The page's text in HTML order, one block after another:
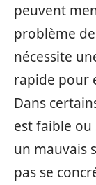
peuvent
problème
nécessite
rapide pour
Dans
est faible ou
un mauvais
pas se